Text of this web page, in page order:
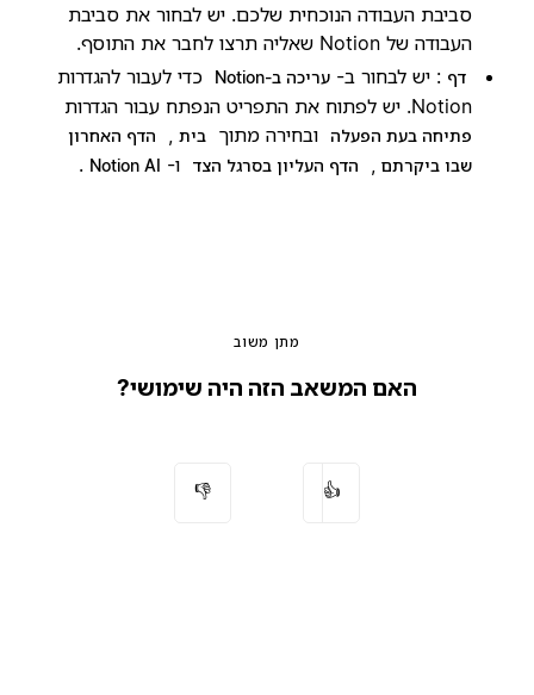
סביבת העבודה הנוכחית שלכם. יש לבחור את סביבת
העבודה של Notion שאליה תרצו לחבר את התוסף.
דף : יש לבחור ב- עריכה ב-Notion
כדי לעבור להגדרות
Notion. יש לפתוח את התפריט הנפתח עבור הגדרות
פתיחה בעת הפעלה ובחירה מתוך בית
הדף האחרון
שבו ביקרתם
הדף העליון בסרגל הצד ו- Notion AI
.
מתן משוב
האם המשאב הזה היה שימושי?
👍
👎